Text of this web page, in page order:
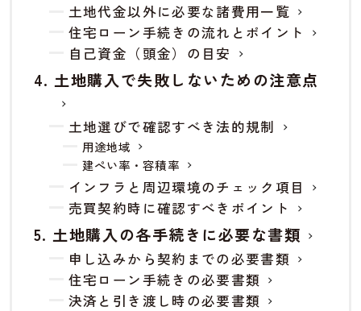
土地代金以外に必要な諸費用一覧
住宅ローン手続きの流れとポイント
自己資金（頭金）の目安
土地購入で失敗しないための注意点
土地選びで確認すべき法的規制
用途地域
建ぺい率・容積率
インフラと周辺環境のチェック項目
売買契約時に確認すべきポイント
土地購入の各手続きに必要な書類
申し込みから契約までの必要書類
住宅ローン手続きの必要書類
決済と引き渡し時の必要書類